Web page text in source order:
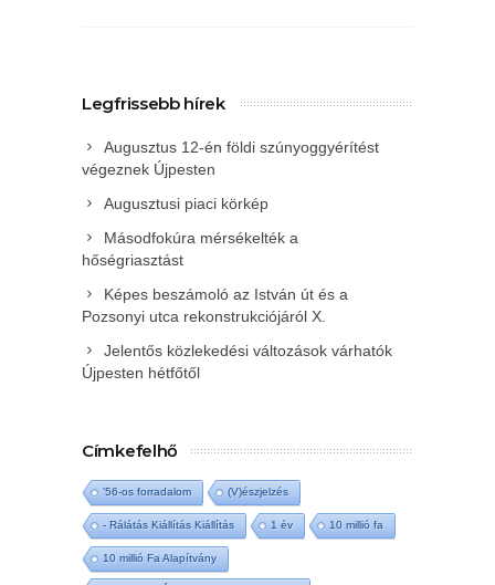
Legfrissebb hírek
Augusztus 12-én földi szúnyoggyérítést
végeznek Újpesten
Augusztusi piaci körkép
Másodfokúra mérsékelték a
hőségriasztást
Képes beszámoló az István út és a
Pozsonyi utca rekonstrukciójáról X.
Jelentős közlekedési változások várhatók
Újpesten hétfőtől
Címkefelhő
'56-os forradalom (V)észjelzés
- Rálátás Kiállítás Kiállítás 1 év 10 millió fa
10 millió Fa Alapítvány